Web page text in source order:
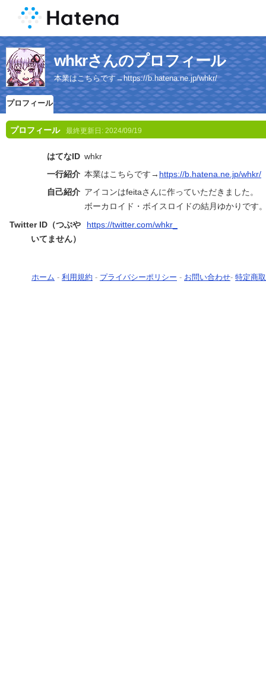
whkrさんのプロフィール
本業はこちらです→https://b.hatena.ne.jp/whkr/
プロフィール
プロフィール 最終更新日: 2024/09/19
はてなID whkr
一行紹介 本業はこちらです→ https://b.hatena.ne.jp/whkr/
自己紹介 アイコンはfeitaさんに作っていただきました。
ボーカロイド・ボイスロイドの結月ゆかりです
Twitter ID（つぶや
いてません）
https://twitter.com/whkr_
ホーム - 利用規約 - プライバシーポリシー - お問い合わせ- 特定商